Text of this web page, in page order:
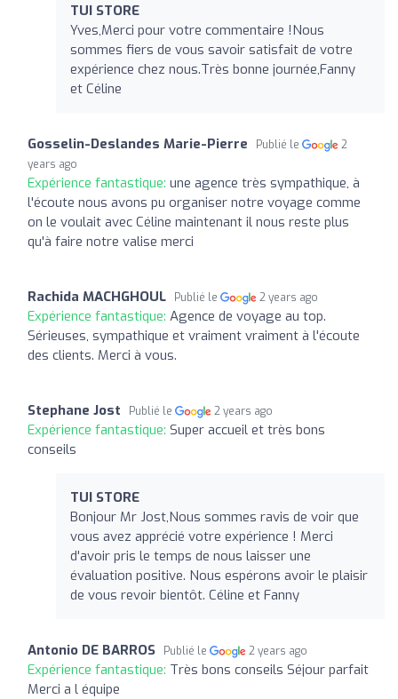
TUI STORE
Yves,Merci pour votre commentaire !Nous
sommes fiers de vous savoir satisfait de votre
expérience chez nous.Très bonne journée,Fanny
et Céline
Gosselin-Deslandes Marie-Pierre Publié le
2
years ago
Expérience fantastique: une agence très sympathique, à
l'écoute nous avons pu organiser notre voyage comme
on le voulait avec Céline maintenant il nous reste plus
qu'à faire notre valise merci
Rachida MACHGHOUL Publié le 2 years ago
Expérience fantastique: Agence de voyage au top.
Sérieuses, sympathique et vraiment vraiment à l'écoute
des clients. Merci à vous.
Stephane Jost Publié le 2 years ago
Expérience fantastique: Super accueil et très bons
conseils
TUI STORE
Bonjour Mr Jost,Nous sommes ravis de voir que
vous avez apprécié votre expérience ! Merci
d'avoir pris le temps de nous laisser une
évaluation positive. Nous espérons avoir le plaisir
de vous revoir bientôt. Céline et Fanny
Antonio DE BARROS Publié le 2 years ago
Expérience fantastique: Très bons conseils Séjour parfait
Merci a l équipe